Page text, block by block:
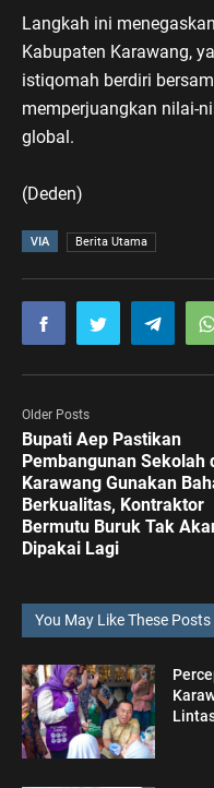
Langkah ini
Kabupaten Karawang,
istiqomah berdiri
memperjuangkan nilai-
global.
(Deden)
VIA Berita Utama
Older Posts
Bupati Aep Pastikan
Pembangunan Sekolah
Karawang Gunakan
Berkualitas, Kontraktor
Bermutu Buruk Tak
Dipakai Lagi
You May Like These Posts